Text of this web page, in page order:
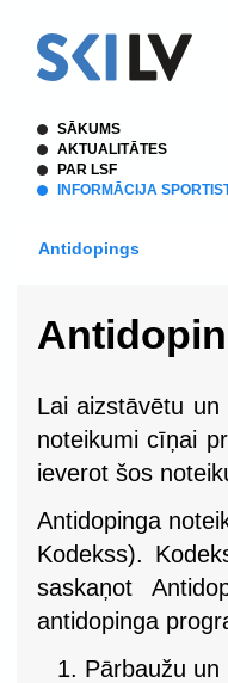
SĀKUMS
AKTUALITĀTES
PAR LSF
INFORMĀCIJA
Antidopings
Lai aizstāvētu
noteikumi cīņai
ieverot šos
Antidopinga
Kodekss).
saskaņot
antidopinga
Pārbaužu